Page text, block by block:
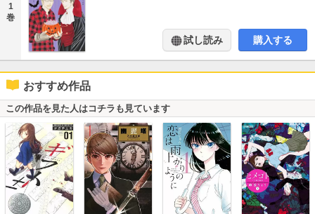
1
巻
試し読み 購入する
おすすめ作品
この作品を見た人はコチラも見ています